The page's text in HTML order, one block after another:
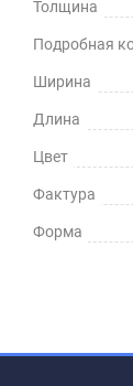
Толщина
Подробная
Ширина
Длина
Цвет
Фактура
Форма